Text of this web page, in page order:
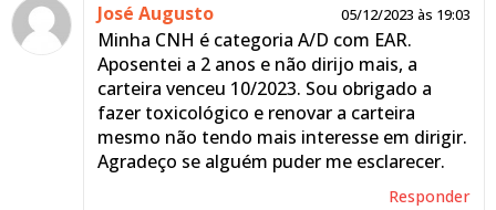
José Augusto 05/12/2023 às 19:03
Minha CNH é categoria A/D com EAR.
Aposentei a 2 anos e não dirijo mais, a
carteira venceu 10/2023. Sou obrigado a
fazer toxicológico e renovar a carteira
mesmo não tendo mais interesse em dirigir.
Agradeço se alguém puder me esclarecer.
Responder